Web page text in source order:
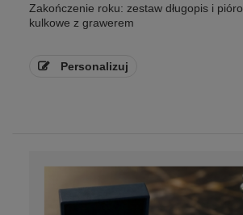
Zakończenie roku: zestaw długopis i pióro
kulkowe z grawerem
Personalizuj